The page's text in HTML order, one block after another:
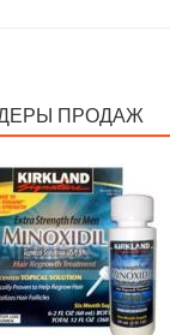
ПРОДАЖ